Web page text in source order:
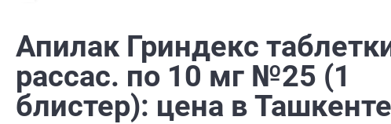
Апилак Гриндекс
рассас. по 10 мг №25 (1
блистер): цена в Ташкенте